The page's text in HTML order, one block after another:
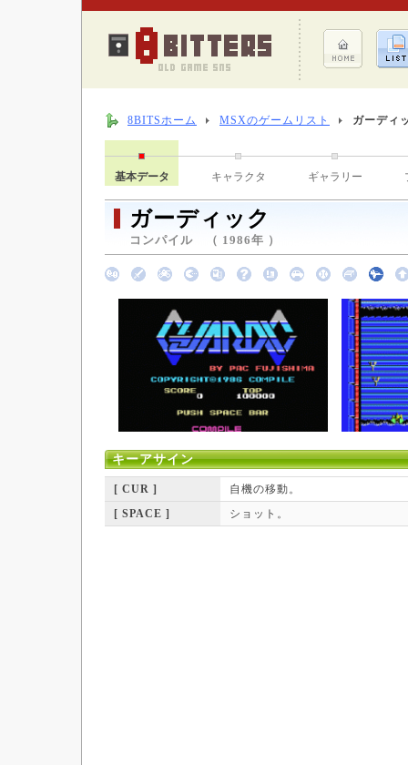
8BITSホーム MSXのゲームリスト ガーディ
基本データ キャラクタ ギャラリー
ガーディック
コンパイル （ 1986年 ）
キーアサイン
[ CUR ]
自機の移動。
[ SPACE ]
ショット。